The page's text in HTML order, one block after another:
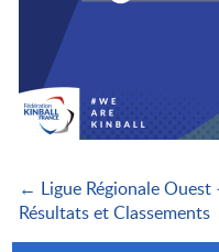
← Ligue Régionale Ouest
Résultats et Classements